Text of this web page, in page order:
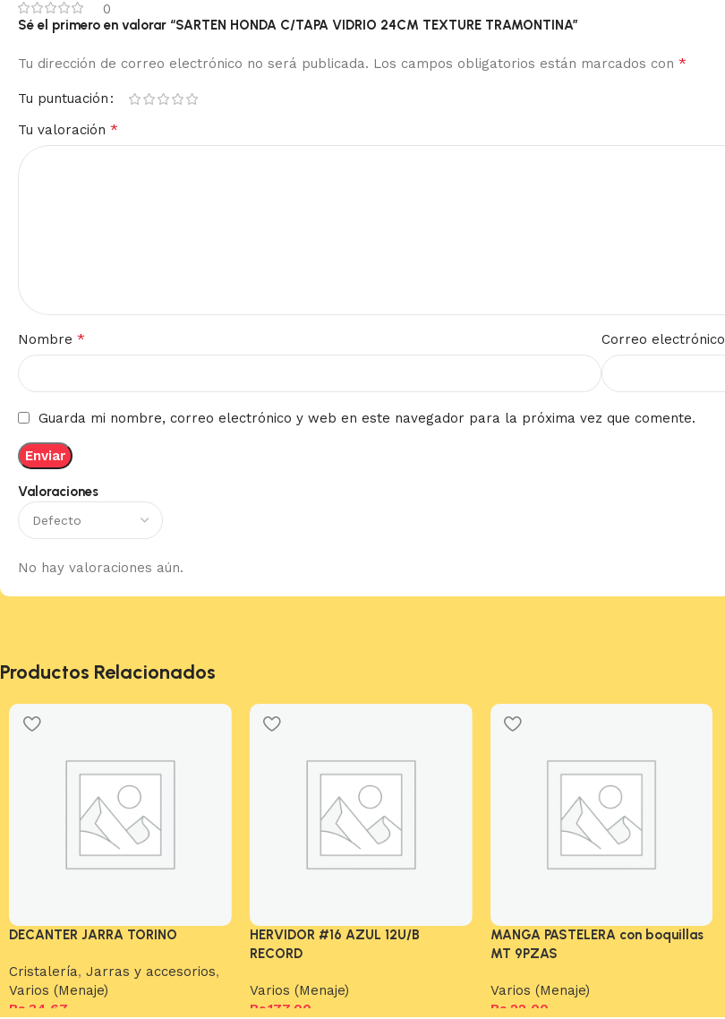
0
Valoraciones
No hay valoraciones aún.
Sé el primero en valorar “SARTEN HONDA C/TAPA VIDRIO 24CM TEXTURE TRAMONTINA”
Tu dirección de correo electrónico no será publicada. Los campos obligatorios están marcados con *
Tu puntuación
Tu valoración *
Nombre * Correo electrónico
Guarda mi nombre, correo electrónico y web en este navegador para la próxima vez que comente.
Productos Relacionados
DECANTER JARRA TORINO
Cristalería, Jarras y accesorios,
Varios (Menaje)
Bs. 34,67
HERVIDOR #16 AZUL 12U/B
RECORD
Varios (Menaje)
Bs.177,00
MANGA PASTELERA con boquillas
MT 9PZAS
Varios (Menaje)
Bs. 22,00